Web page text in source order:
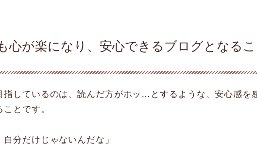
心が楽になり、安心できるブログとなる
指しているのは、読んだ方がホッ…とするような、安心感を
とです。
自分だけじゃないんだな」